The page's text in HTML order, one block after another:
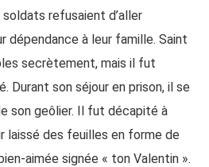
refusaient d’aller
à leur famille. Saint
secrètement, mais il fut
Durant son séjour en prison, il se
son geôlier. Il fut décapité à
laissé des feuilles en forme de
aimée signée « ton Valentin ».